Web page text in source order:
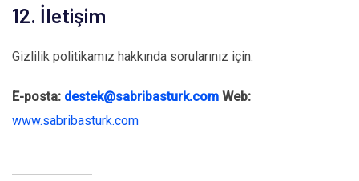
12. İletişim
Gizlilik politikamız hakkında sorularınız için:
E-posta: destek@sabribasturk.com Web:
www.sabribasturk.com